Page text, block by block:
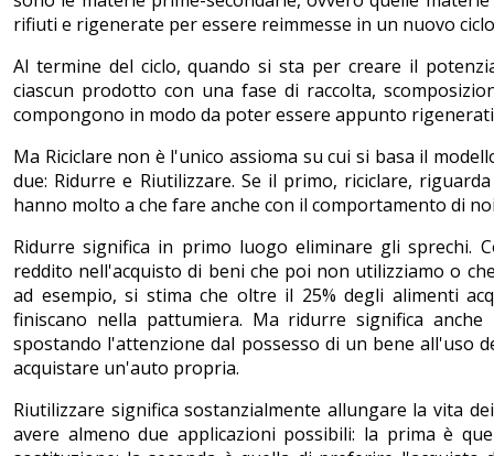
rifiuti e rigenerate per essere reimmesse in un nuovo
Al termine del ciclo, quando si sta per creare il
ciascun prodotto con una fase di raccolta,
compongono in modo da poter essere appunto
Ma Riciclare non è l'unico assioma su cui si basa il
due: Ridurre e Riutilizzare. Se il primo, riciclare,
hanno molto a che fare anche con il comportamento di
Ridurre significa in primo luogo eliminare gli sprechi.
reddito nell'acquisto di beni che poi non utilizziamo o
ad esempio, si stima che oltre il 25% degli alimenti
finiscano nella pattumiera. Ma ridurre significa
spostando l'attenzione dal possesso di un bene all'uso
acquistare un'auto propria.
Riutilizzare significa sostanzialmente allungare la vita
avere almeno due applicazioni possibili: la prima è